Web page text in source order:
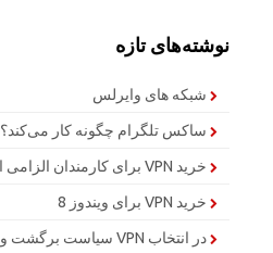
نوشته‌های تازه
شبکه های وایرلس
ساکس تلگرام چگونه کار می‌کند؟
خرید VPN برای کارمندان الزامی است
خرید VPN برای ویندوز 8
در انتخاب VPN سیاست برگشت وجه را مهم بشمارید